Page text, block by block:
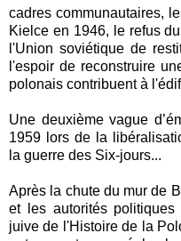
cadres communautaires,
Kielce en 1946, le refus
l'Union soviétique de
l'espoir de reconstruire
polonais contribuent à
Une deuxième vague
1959 lors de la
la guerre des Six-jours...
Après la chute du mur de
et les autorités
juive de l'Histoire de la